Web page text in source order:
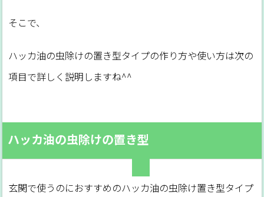
そこで、
ハッカ油の虫除けの置き型タイプの作り方や使い方は次の
項目で詳しく説明しますね^^
ハッカ油の虫除けの置き型
玄関で使うのにおすすめのハッカ油の虫除け置き型タイプ